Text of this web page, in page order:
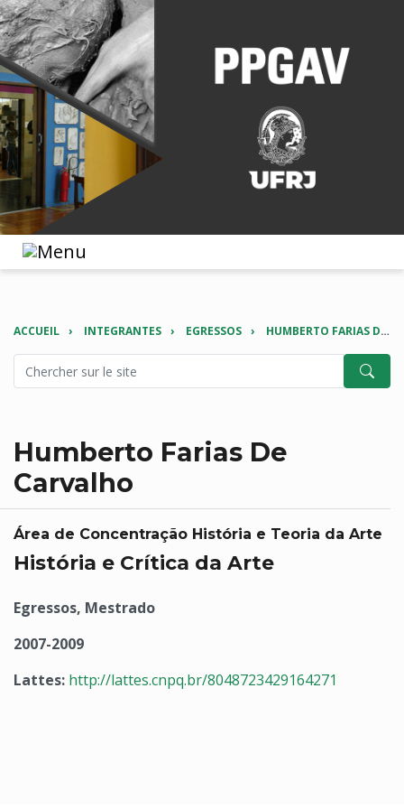
ACCUEIL INTEGRANTES EGRESSOS HUMBERTO FARIAS DE CARVALHO
Humberto Farias De
Carvalho
Área de Concentração História e Teoria da Arte
História e Crítica da Arte
Egressos, Mestrado
2007-2009
Lattes: http://lattes.cnpq.br/8048723429164271